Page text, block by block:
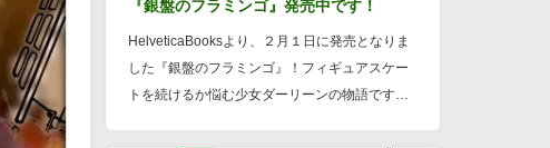
『銀盤のフラミンゴ』発売中です！
HelveticaBooksより、２月１日に発売となりま
した『銀盤のフラミンゴ』！フィギュアスケー
トを続けるか悩む少女ダーリーンの物語です…